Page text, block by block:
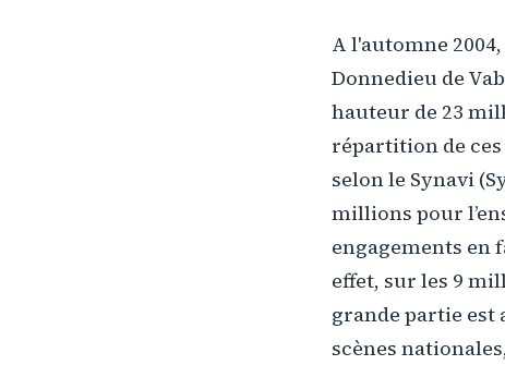
A l'automne
Donnedieu de
hauteur de 23
répartition de
selon le Synavi
millions pour
engagements en
effet, sur les 9
grande partie est
scènes